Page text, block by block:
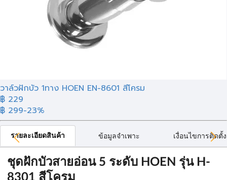
วาล์วฝักบัว 1ทาง HOEN EN-8601 สีโครม
฿ 229
฿ 299-23%
รายละเอียดสินค้า ข้อมูลจำเพาะ เงื่อนไขการติดตั้ง
ชุดฝักบัวสายอ่อน 5 ระดับ HOEN รุ่น H-
8301 สีโครม